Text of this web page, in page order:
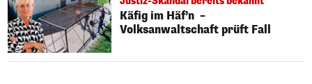
Käfig im Häf’n –
Volksanwaltschaft prüft Fall